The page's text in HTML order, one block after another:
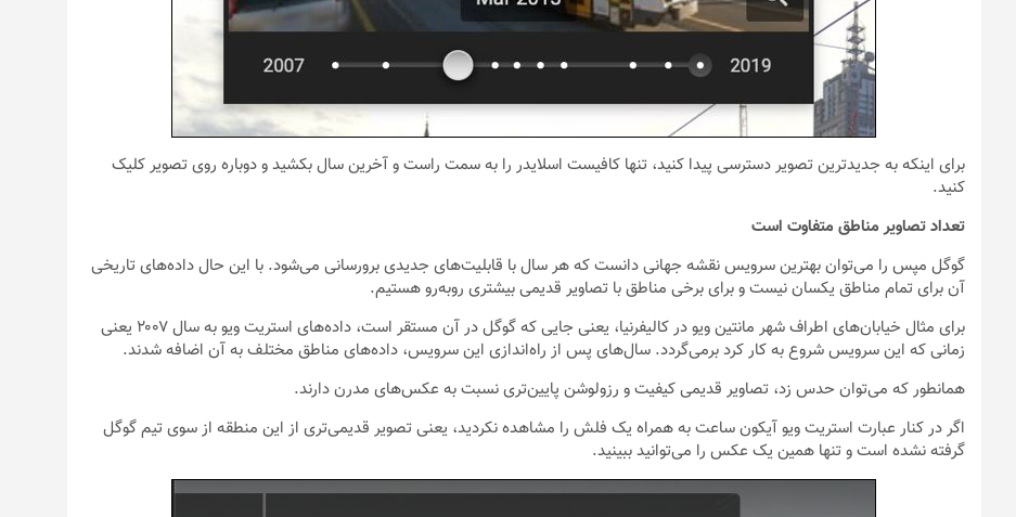
برای اینکه به جدیدترین تصویر دسترسی پیدا کنید، تنها کافیست اسلایدر را به سمت راست و آخرین سال بکشید و دوباره روی تصویر کلیک
کنید.
تعداد تصاویر مناطق متفاوت است
گوگل مپس را می‌توان بهترین سرویس نقشه جهانی دانست که هر سال با قابلیت‌های جدیدی برورسانی می‌شود. با این حال داده‌های تاریخی
آن برای تمام مناطق یکسان نیست و برای برخی مناطق با تصاویر قدیمی بیشتری روبه‌رو هستیم.
برای مثال خیابان‌های اطراف شهر مانتین ویو در کالیفرنیا، یعنی جایی که گوگل در آن مستقر است، داده‌های استریت ویو به سال ۲۰۰۷ یعنی
زمانی که این سرویس شروع به کار کرد برمی‌گردد. سال‌های پس از راه‌اندازی این سرویس، داده‌های مناطق مختلف به آن اضافه شدند.
همانطور که می‌توان حدس زد، تصاویر قدیمی کیفیت و رزولوشن پایین‌تری نسبت به عکس‌های مدرن دارند.
اگر در کنار عبارت استریت ویو آیکون ساعت به همراه یک فلش را مشاهده نکردید، یعنی تصویر قدیمی‌تری از این منطقه از سوی تیم گوگل
گرفته نشده است و تنها همین یک عکس را می‌توانید ببینید.